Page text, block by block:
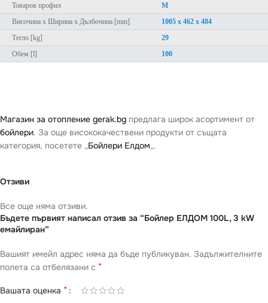
Товаров профил
M
Височина x Ширина х Дълбочина [mm]
1005 x 462 x 484
Тегло [kg]
29
Обем [l]
100
Магазин за отопление gerak.bg предлага широк асортимент от
бойлери. За още висококачествени продукти от същата
категория, посетете „Бойлери Елдом„.
Отзиви
Все още няма отзиви.
Бъдете първият написал отзив за “Бойлер ЕЛДОМ 100L, 3 kW
емайлиран”
Вашият имейл адрес няма да бъде публикуван. Задължителните
полета са отбелязани с *
Вашата оценка *